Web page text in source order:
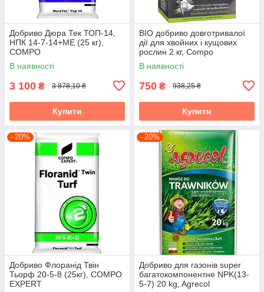
Добриво Дюра Тек ТОП-14,
НПК 14-7-14+МЕ (25 кг),
COMPO
В наявності
3 100 ₴ 3 878,10 ₴
Купити
BIO добриво довготривалої
дії для хвойних і кущових
рослин 2 кг, Compo
В наявності
750 ₴ 938,25 ₴
Купити
–20%
Добриво Флоранід Твін
Тьорф 20-5-8 (25кг), COMPO
EXPERT
–20%
Добриво для газонів super
багатокомпонентне NPK(13-
5-7) 20 kg, Agrecol